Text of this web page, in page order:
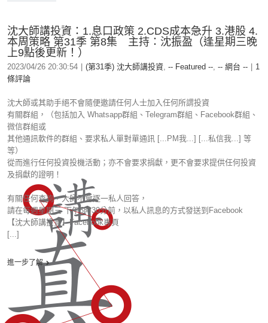
沈大師講投資：1.息口政策 2.CDS成本急升 3.港股 4.
本周策略 第31季 第8集 主持：沈振盈（逢星期三晚
上9點後更新！）
2023/04/26 20:30:54 (第31季) 沈大師講投資, -- Featured --, -- 網台 --
1
條評論
沈大師或其助手絕不會隨便邀請任何人士加入任何所謂投資
有關群組，（包括加入 Whatsapp群組、Telegram群組、Facebook群組、
微信群組或
其他通訊軟件的群組、要求私人單對單通訊 [...PM我...] [...私信我...] 等
等）
從而進行任何投資投機活動；亦不會要求捐獻，更不會要求提供任何投資
及捐獻的證明！
有關任何查詢，大師不會逐一私人回答，
請在每週星期三 下午5時30分前，以私人訊息的方式發送到Facebook
【沈大師講投資】Facebook專頁
[...]
進一步了解